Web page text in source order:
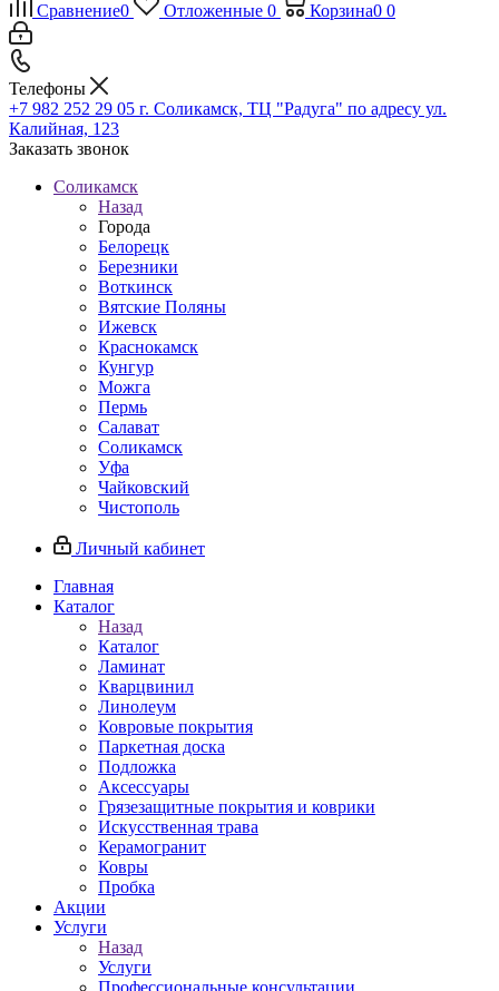
Сравнение0 Отложенные 0 Корзина0 0
Телефоны
+7 982 252 29 05 г. Соликамск, ТЦ "Радуга" по адресу ул.
Калийная, 123
Заказать звонок
Соликамск
Назад
Города
Белорецк
Березники
Воткинск
Вятские Поляны
Ижевск
Краснокамск
Кунгур
Можга
Пермь
Салават
Соликамск
Уфа
Чайковский
Чистополь
Личный кабинет
Главная
Каталог
Назад
Каталог
Ламинат
Кварцвинил
Линолеум
Ковровые покрытия
Паркетная доска
Подложка
Аксессуары
Грязезащитные покрытия и коврики
Искусственная трава
Керамогранит
Ковры
Пробка
Акции
Услуги
Назад
Услуги
Профессиональные консультации